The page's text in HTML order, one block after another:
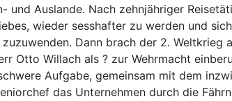
und Auslande. Nach zehnjähriger
wieder sesshafter zu werden und
Dann brach der 2. Weltkrieg
Otto Willach als ? zur Wehrmacht
Aufgabe, gemeinsam mit dem
das Unternehmen durch die